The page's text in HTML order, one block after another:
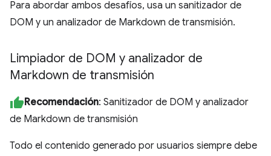
Para abordar ambos desafíos, usa un sanitizador de
DOM y un analizador de Markdown de transmisión.
Limpiador de DOM y analizador de
Markdown de transmisión
Recomendación: Sanitizador de DOM y analizador
de Markdown de transmisión
Todo el contenido generado por usuarios siempre debe